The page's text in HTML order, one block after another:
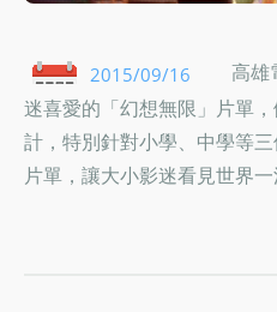
2015/09/16
高雄
迷喜愛的「幻想無限」片單
計，特別針對小學、中學等
片單，讓大小影迷看見世界一